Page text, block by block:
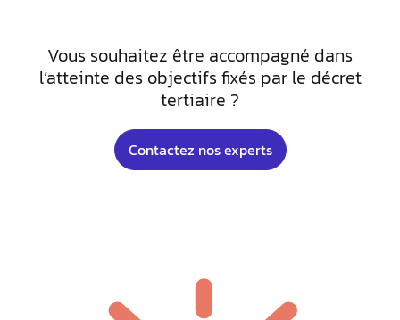
Vous souhaitez être accompagné dans
l’atteinte des objectifs fixés par le décret
tertiaire ?
Contactez nos experts